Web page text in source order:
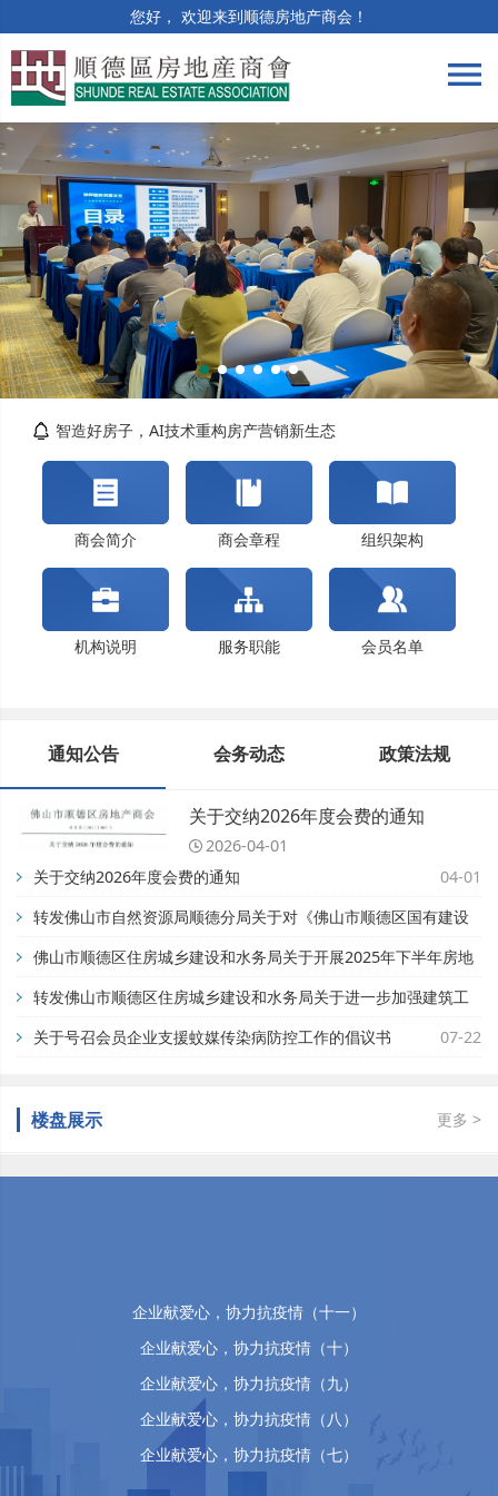
您好， 欢迎来到顺德房地产商会！
menu
筑牢合规防线 | 竣工验收与保修阶段法律风险...
精准解读提质效 | 房土两税专题培训顺利举办
智造好房子，AI技术重构房产营销新生态
关于交纳2026年度会费的通知
转发佛山市自然资源局顺德分局关于对《佛山市...
佛山市顺德区住房城乡建设和水务局关于开展202...
关于交纳2024年度会费的通知
商会简介 商会章程 组织架构
机构说明 服务职能 会员名单
通知公告 会务动态 政策法规
关于交纳2026年度会费的通知
2026-04-01
关于交纳2026年度会费的通知
04-01
转发佛山市自然资源局顺德分局关于对《佛山市顺德区国有建设
用地开竣工管理办法》公平竞争审查征求公众意见的公告【佛自
然资顺告〔2025〕93号】
11-28
佛山市顺德区住房城乡建设和水务局关于开展2025年下半年房地
产市场专项检查的通知
08-28
转发佛山市顺德区住房城乡建设和水务局关于进一步加强建筑工
地蚊媒传染病疫情防控工作的通知
07-29
关于号召会员企业支援蚊媒传染病防控工作的倡议书 07-22
楼盘展示 更多 >
企业献爱心，协力抗疫情（十一）
企业献爱心，协力抗疫情（十）
企业献爱心，协力抗疫情（九）
企业献爱心，协力抗疫情（八）
企业献爱心，协力抗疫情（七）
企业献爱心，协力抗疫情（六）